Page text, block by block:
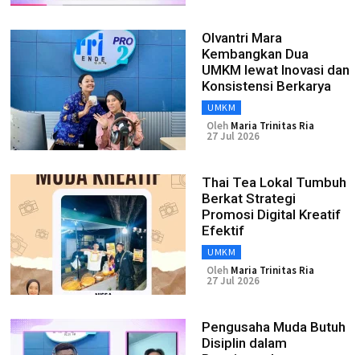
Olvantri Mara
Kembangkan Dua
UMKM lewat Inovasi dan
Konsistensi Berkarya
UMKM
Oleh Maria Trinitas Ria
27 Jul 2026
Thai Tea Lokal Tumbuh
Berkat Strategi
Promosi Digital Kreatif
Efektif
UMKM
Oleh Maria Trinitas Ria
27 Jul 2026
Pengusaha Muda Butuh
Disiplin dalam